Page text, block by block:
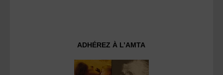
ADHÉREZ À L’AMTA